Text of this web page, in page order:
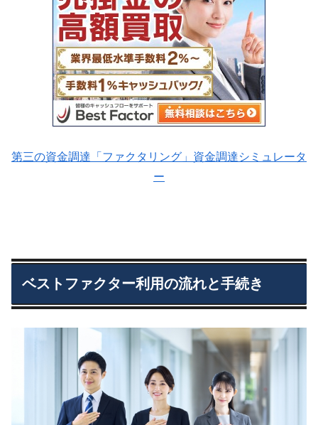
第三の資金調達「ファクタリング」資金調達シミュレータ
ー
ベストファクター利用の流れと手続き